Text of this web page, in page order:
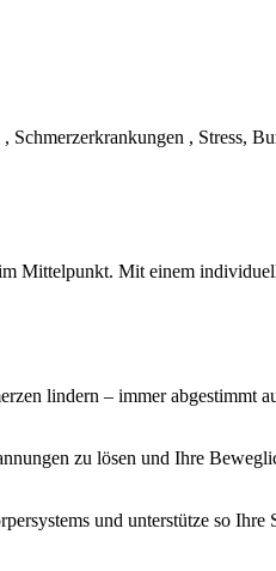
, Stress,
Mittelpunkt. Mit einem
lindern – immer abgestimmt
zu lösen und Ihre
und unterstütze so Ihre